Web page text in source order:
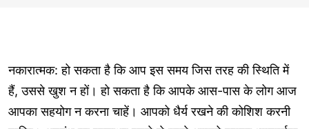
नकारात्मक: हो सकता है कि आप इस समय जिस तरह की स्थिति में
हैं, उससे खुश न हों। हो सकता है कि आपके आस-पास के लोग आज
आपका सहयोग न करना चाहें। आपको धैर्य रखने की कोशिश करनी